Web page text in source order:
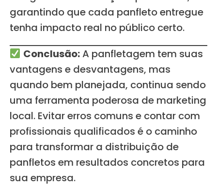
garantindo que cada panfleto entregue
tenha impacto real no público certo.
Conclusão:A panfletagem tem suas
vantagens e desvantagens, mas
quando bem planejada, continua sendo
uma ferramenta poderosa de marketing
local. Evitar erros comuns e contar com
profissionais qualificados é o caminho
para transformar a distribuição de
panfletos em resultados concretos para
sua empresa.